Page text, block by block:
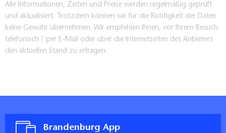
Alle Informationen, Zeiten und Preise werden regelmäßig geprüft
und aktualisiert. Trotzdem können wir für die Richtigkeit der Daten
keine Gewähr übernehmen. Wir empfehlen Ihnen, vor Ihrem Besuch
telefonisch / per E-Mail oder über die Internetseiten des Anbieters
den aktuellen Stand zu erfragen.
Brandenburg App